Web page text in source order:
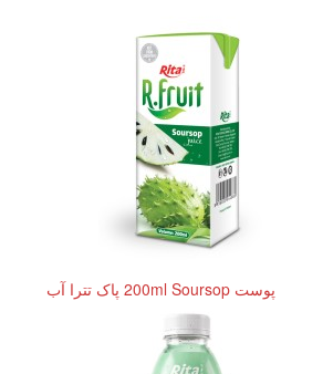
پوست 200ml Soursop پاک تترا آب